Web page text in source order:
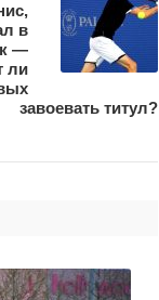
в
—
ли
завоевать титул?